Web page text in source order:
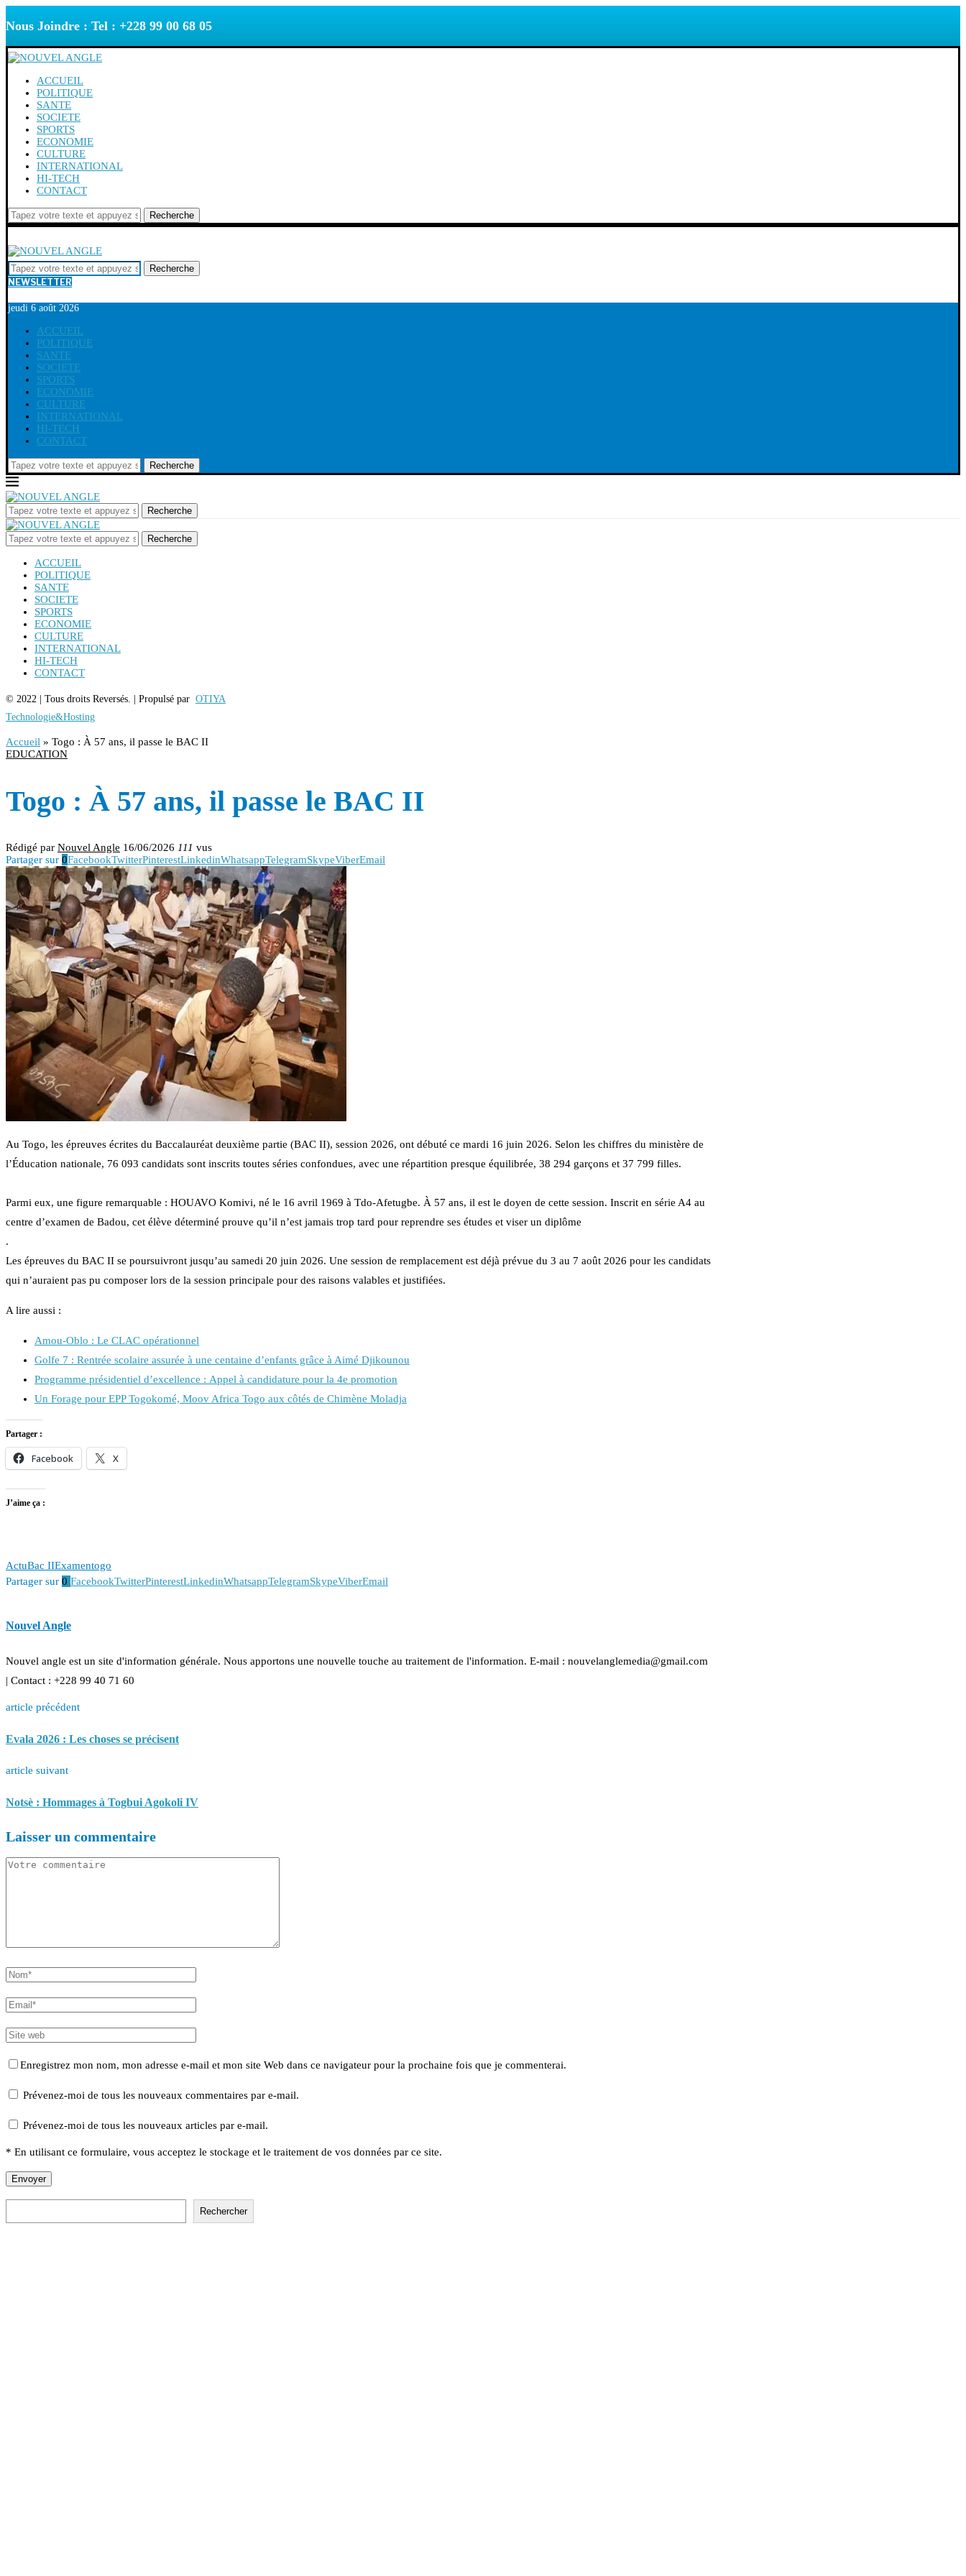
Nous Joindre : Tel : +228 99 00 68 05
ACCUEIL
POLITIQUE
SANTE
SOCIETE
SPORTS
ECONOMIE
CULTURE
INTERNATIONAL
HI-TECH
CONTACT
Recherche
Recherche
NEWSLETTER
jeudi 6 août 2026
ACCUEIL
POLITIQUE
SANTE
SOCIETE
SPORTS
ECONOMIE
CULTURE
INTERNATIONAL
HI-TECH
CONTACT
Recherche
Recherche
Recherche
ACCUEIL
POLITIQUE
SANTE
SOCIETE
SPORTS
ECONOMIE
CULTURE
INTERNATIONAL
HI-TECH
CONTACT
© 2022 | Tous droits Reversés. | Propulsé par OTIYA
Technologie&Hosting
Accueil » Togo : À 57 ans, il passe le BAC II
EDUCATION
Togo : À 57 ans, il passe le BAC II
Rédigé par Nouvel Angle 16/06/2026 111 vus
Partager sur 0FacebookTwitterPinterestLinkedinWhatsappTelegramSkypeViberEmail
Au Togo, les épreuves écrites du Baccalauréat deuxième partie (BAC II), session 2026, ont débuté ce mardi 16 juin 2026. Selon les chiffres du ministère de
l’Éducation nationale, 76 093 candidats sont inscrits toutes séries confondues, avec une répartition presque équilibrée, 38 294 garçons et 37 799 filles.
Parmi eux, une figure remarquable : HOUAVO Komivi, né le 16 avril 1969 à Tdo-Afetugbe. À 57 ans, il est le doyen de cette session. Inscrit en série A4 au
centre d’examen de Badou, cet élève déterminé prouve qu’il n’est jamais trop tard pour reprendre ses études et viser un diplôme
.
Les épreuves du BAC II se poursuivront jusqu’au samedi 20 juin 2026. Une session de remplacement est déjà prévue du 3 au 7 août 2026 pour les candidats
qui n’auraient pas pu composer lors de la session principale pour des raisons valables et justifiées.
A lire aussi :
Amou-Oblo : Le CLAC opérationnel
Golfe 7 : Rentrée scolaire assurée à une centaine d’enfants grâce à Aimé Djikounou
Programme présidentiel d’excellence : Appel à candidature pour la 4e promotion
Un Forage pour EPP Togokomé, Moov Africa Togo aux côtés de Chimène Moladja
Partager :
Facebook X
J’aime ça :
ActuBac IIExamentogo
Partager sur 0 FacebookTwitterPinterestLinkedinWhatsappTelegramSkypeViberEmail
Nouvel Angle
Nouvel angle est un site d'information générale. Nous apportons une nouvelle touche au traitement de l'information. E-mail : nouvelanglemedia@gmail.com
| Contact : +228 99 40 71 60
article précédent
Evala 2026 : Les choses se précisent
article suivant
Notsè : Hommages à Togbui Agokoli IV
Laisser un commentaire
Enregistrez mon nom, mon adresse e-mail et mon site Web dans ce navigateur pour la prochaine fois que je commenterai.
Prévenez-moi de tous les nouveaux commentaires par e-mail.
Prévenez-moi de tous les nouveaux articles par e-mail.
* En utilisant ce formulaire, vous acceptez le stockage et le traitement de vos données par ce site.
Rechercher